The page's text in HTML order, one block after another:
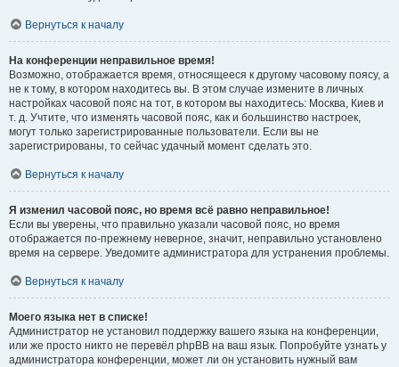
Вернуться к началу
На конференции неправильное время!
Возможно, отображается время, относящееся к другому часовому поясу, а
не к тому, в котором находитесь вы. В этом случае измените в личных
настройках часовой пояс на тот, в котором вы находитесь: Москва, Киев и
т. д. Учтите, что изменять часовой пояс, как и большинство настроек,
могут только зарегистрированные пользователи. Если вы не
зарегистрированы, то сейчас удачный момент сделать это.
Вернуться к началу
Я изменил часовой пояс, но время всё равно неправильное!
Если вы уверены, что правильно указали часовой пояс, но время
отображается по-прежнему неверное, значит, неправильно установлено
время на сервере. Уведомите администратора для устранения проблемы.
Вернуться к началу
Моего языка нет в списке!
Администратор не установил поддержку вашего языка на конференции,
или же просто никто не перевёл phpBB на ваш язык. Попробуйте узнать у
администратора конференции, может ли он установить нужный вам